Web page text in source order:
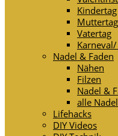
Kindertag
Muttertag
Vatertag
Nadel & Faden
Nähen
Filzen
Nadel &
alle
Lifehacks
DIY Videos